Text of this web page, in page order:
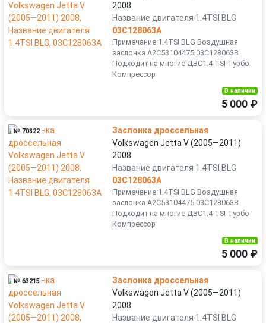
2008
Название двигателя 1.4TSI BLG
03C128063A
Примечание:1.4TSI BLG Воздушная
заслонка A2C53104475 03C128063B
Подходит на многие ДВС1.4 TSI Турбо-
Компрессор
В наличии
5 000 ₽
№ 70822
Заслонка дроссельная
Volkswagen Jetta V (2005—2011)
2008
Название двигателя 1.4TSI BLG
03C128063A
Примечание:1.4TSI BLG Воздушная
заслонка A2C53104475 03C128063B
Подходит на многие ДВС1.4 TSI Турбо-
Компрессор
В наличии
5 000 ₽
№ 63215
Заслонка дроссельная
Volkswagen Jetta V (2005—2011)
2008
Название двигателя 1.4TSI BLG